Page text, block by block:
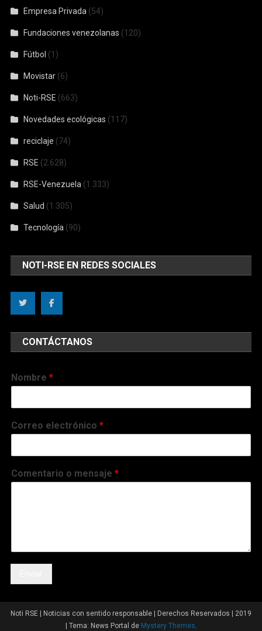
Empresa Privada (54)
Fundaciones venezolanas (120)
Fútbol (1)
Movistar (6)
Noti-RSE (663)
Novedades ecológicas (117)
reciclaje (74)
RSE (2.628)
RSE-Venezuela (1.333)
Salud (1.305)
Tecnología (90)
NOTI-RSE EN REDES SOCIALES
CONTÁCTANOS
Nombre*
Correo electrónico*
Comentario o mensaje*
Noti RSE | Noticias con sentido responsable | Derechos Reservados | 2019
| Tema: News Portal de Mystery Themes